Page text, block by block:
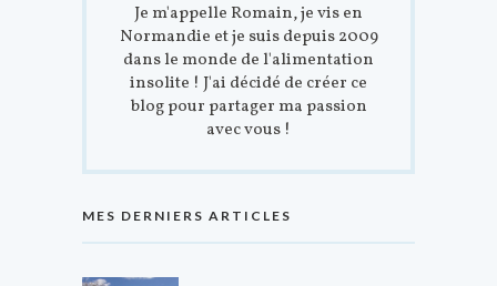
Je m'appelle Romain, je vis en
Normandie et je suis depuis 2009
dans le monde de l'alimentation
insolite ! J'ai décidé de créer ce
blog pour partager ma passion
avec vous !
MES DERNIERS ARTICLES